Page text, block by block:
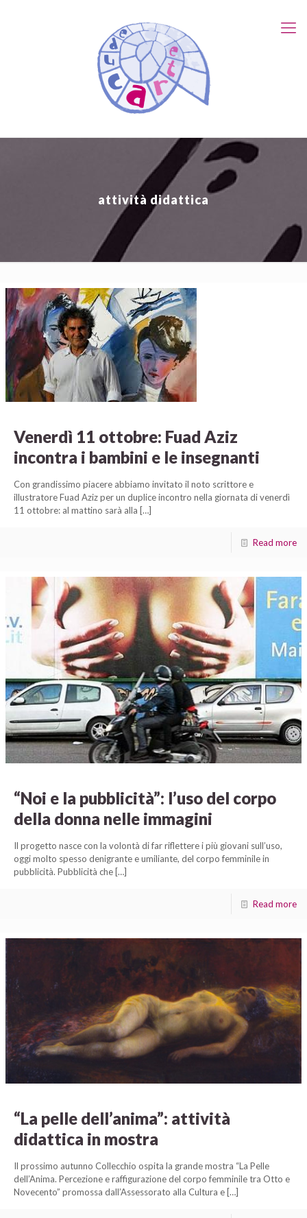
attività didattica
Venerdì 11 ottobre: Fuad Aziz
incontra i bambini e le insegnanti
Con grandissimo piacere abbiamo invitato il noto scrittore e
illustratore Fuad Aziz per un duplice incontro nella giornata di venerdì
11 ottobre: al mattino sarà alla […]
Read more
“Noi e la pubblicità”: l’uso del corpo
della donna nelle immagini
Il progetto nasce con la volontà di far riflettere i più giovani sull’uso,
oggi molto spesso denigrante e umiliante, del corpo femminile in
pubblicità. Pubblicità che […]
Read more
“La pelle dell’anima”: attività
didattica in mostra
Il prossimo autunno Collecchio ospita la grande mostra “La Pelle
dell’Anima. Percezione e raffigurazione del corpo femminile tra Otto e
Novecento” promossa dall’Assessorato alla Cultura e […]